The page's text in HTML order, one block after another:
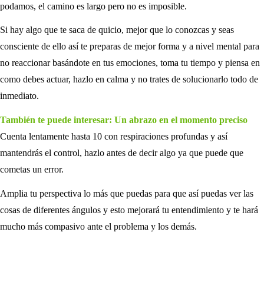
podamos, el camino es largo pero no es imposible.
Si hay algo que te saca de quicio, mejor que lo conozcas y seas
consciente de ello así te preparas de mejor forma y a nivel mental para
no reaccionar basándote en tus emociones, toma tu tiempo y piensa en
como debes actuar, hazlo en calma y no trates de solucionarlo todo de
inmediato.
También te puede interesar: Un abrazo en el momento preciso
Cuenta lentamente hasta 10 con respiraciones profundas y así
mantendrás el control, hazlo antes de decir algo ya que puede que
cometas un error.
Amplia tu perspectiva lo más que puedas para que así puedas ver las
cosas de diferentes ángulos y esto mejorará tu entendimiento y te hará
mucho más compasivo ante el problema y los demás.